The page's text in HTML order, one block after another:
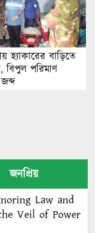
হ্যাকারের বাড়িতে
বিপুল পরিমাণ
জনপ্রিয়
Law and
Veil of Power